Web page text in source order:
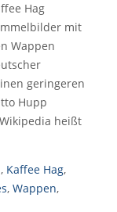
Hag
mit
Wappen
geringeren
Hupp
heißt
, Kaffee Hag,
, Wappen,